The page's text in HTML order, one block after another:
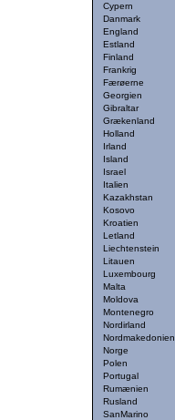
Cypern
Danmark
England
Estland
Finland
Frankrig
Færøerne
Georgien
Gibraltar
Grækenland
Holland
Irland
Island
Israel
Italien
Kazakhstan
Kosovo
Kroatien
Letland
Liechtenstein
Litauen
Luxembourg
Malta
Moldova
Montenegro
Nordirland
Nordmakedonien
Norge
Polen
Portugal
Rumænien
Rusland
SanMarino